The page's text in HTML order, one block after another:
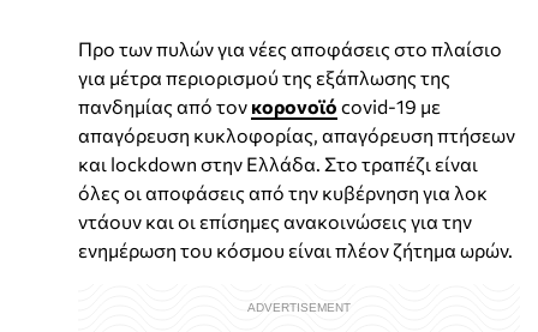
Προ των πυλών για νέες αποφάσεις στο πλαίσιο
για μέτρα περιορισμού της εξάπλωσης της
πανδημίας από τον κορονοϊό covid-19 με
απαγόρευση κυκλοφορίας, απαγόρευση πτήσεων
και lockdown στην Ελλάδα. Στο τραπέζι είναι
όλες οι αποφάσεις από την κυβέρνηση για λοκ
ντάουν και οι επίσημες ανακοινώσεις για την
ενημέρωση του κόσμου είναι πλέον ζήτημα ωρών.